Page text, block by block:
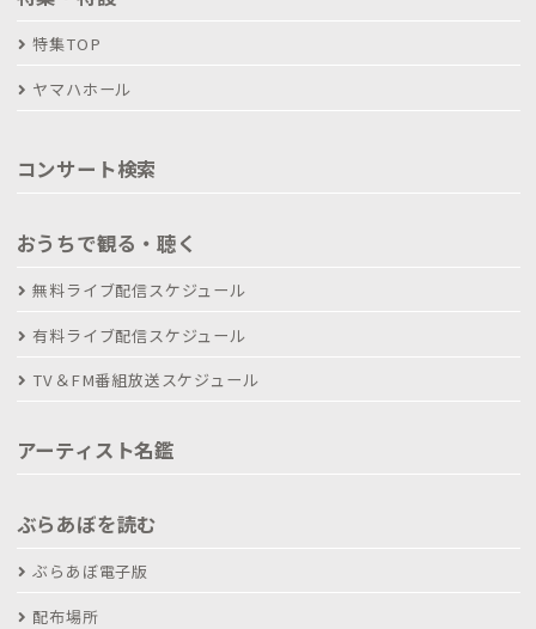
特集TOP
ヤマハホール
コンサート検索
おうちで観る・聴く
無料ライブ配信スケジュール
有料ライブ配信スケジュール
TV＆FM番組放送スケジュール
アーティスト名鑑
ぶらあぼを読む
ぶらあぼ電子版
配布場所